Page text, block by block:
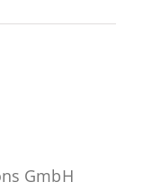
GmbH